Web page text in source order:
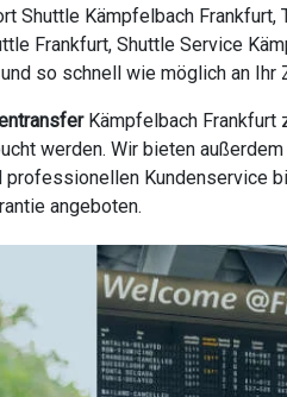
Shuttle Kämpfelbach
Frankfurt, Shuttle Service
so schnell wie möglich an Ihr
Kämpfelbach Frankfurt
werden. Wir bieten
Kundenservice
angeboten.